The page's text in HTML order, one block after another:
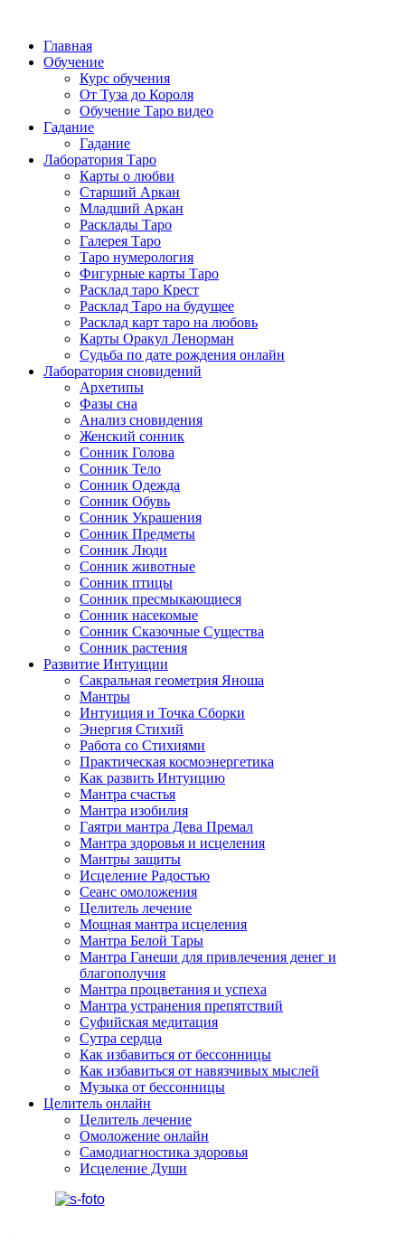
Главная
Обучение
Курс обучения
От Туза до Короля
Обучение Таро видео
Гадание
Гадание
Лаборатория Таро
Карты о любви
Старший Аркан
Младший Аркан
Расклады Таро
Галерея Таро
Таро нумерология
Фигурные карты Таро
Расклад таро Крест
Расклад Таро на будущее
Расклад карт таро на любовь
Карты Оракул Ленорман
Судьба по дате рождения онлайн
Лаборатория сновидений
Архетипы
Фазы сна
Анализ сновидения
Женский сонник
Сонник Голова
Сонник Тело
Сонник Одежда
Сонник Обувь
Сонник Украшения
Сонник Предметы
Сонник Люди
Сонник животные
Сонник птицы
Сонник пресмыкающиеся
Сонник насекомые
Сонник Сказочные Существа
Сонник растения
Развитие Интуиции
Сакральная геометрия Яноша
Мантры
Интуиция и Точка Сборки
Энергия Стихий
Работа со Стихиями
Практическая космоэнергетика
Как развить Интуицию
Мантра счастья
Мантра изобилия
Гаятри мантра Дева Премал
Мантра здоровья и исцеления
Мантры защиты
Исцеление Радостью
Сеанс омоложения
Целитель лечение
Мощная мантра исцеления
Мантра Белой Тары
Мантра Ганеши для привлечения денег и
благополучия
Мантра процветания и успеха
Мантра устранения препятствий
Суфийская медитация
Сутра сердца
Как избавиться от бессонницы
Как избавиться от навязчивых мыслей
Музыка от бессонницы
Целитель онлайн
Целитель лечение
Омоложение онлайн
Самодиагностика здоровья
Исцеление Души